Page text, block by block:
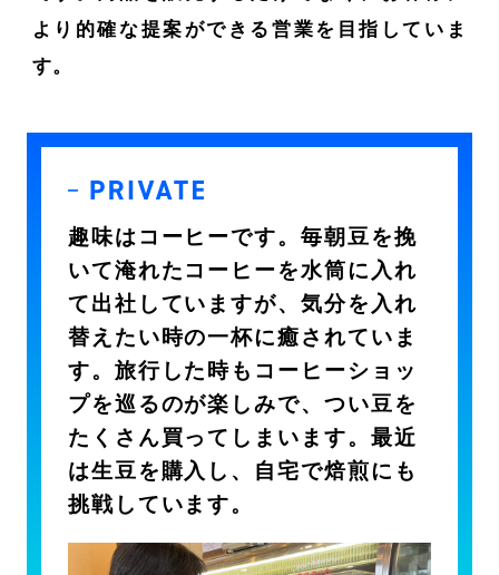
より的確な提案ができる営業を目指していま
す。
趣味はコーヒーです。毎朝豆を挽
いて淹れたコーヒーを水筒に入れ
て出社していますが、気分を入れ
替えたい時の一杯に癒されていま
す。旅行した時もコーヒーショッ
プを巡るのが楽しみで、つい豆を
たくさん買ってしまいます。最近
は生豆を購入し、自宅で焙煎にも
挑戦しています。